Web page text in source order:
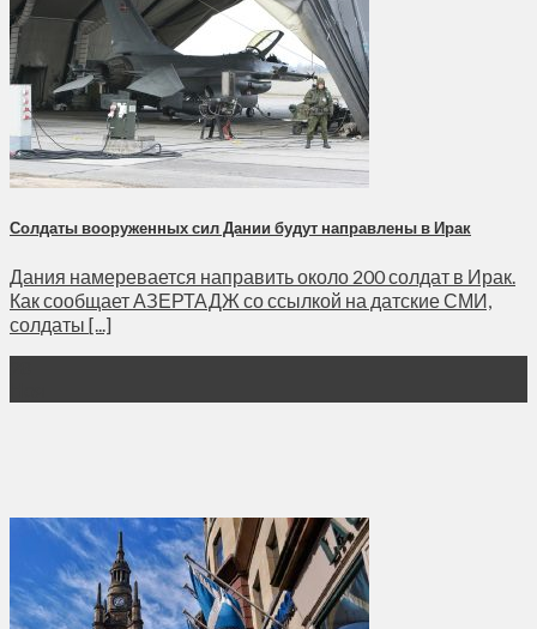
Солдаты вооруженных сил Дании будут направлены в Ирак
Дания намеревается направить около 200 солдат в Ирак.
Как сообщает АЗЕРТАДЖ со ссылкой на датские СМИ,
солдаты [...]